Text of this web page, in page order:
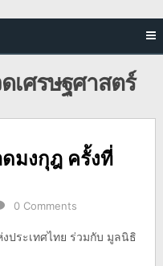
เศรษฐศาสตร์
มงกุฎ ครั้งที่
0 Comments
ประเทศไทย ร่วมกับ มูลนิธิ